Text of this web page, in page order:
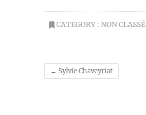
CATEGORY : NON CLASSÉ
← Sylvie Chaveyriat